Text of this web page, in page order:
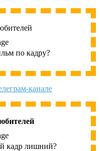
по кадру?
канале
кадр лишний?